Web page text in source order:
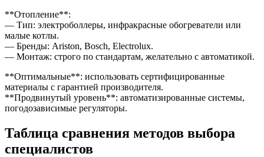
**Отопление**:
— Тип: электроболлеры, инфракрасные обогреватели или
малые котлы.
— Бренды: Ariston, Bosch, Electrolux.
— Монтаж: строго по стандартам, желательно с автоматикой.
**Оптимальные**: использовать сертифицированные
материалы с гарантией производителя.
**Продвинутый уровень**: автоматизированные системы,
погодозависимые регуляторы.
Таблица сравнения методов выбора
специалистов